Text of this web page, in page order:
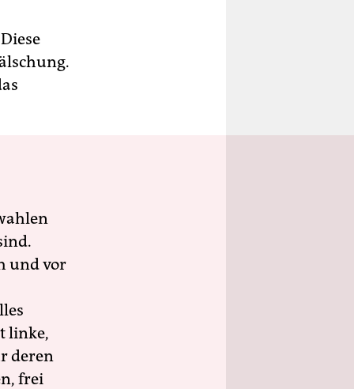
und vor
linke,
deren
frei